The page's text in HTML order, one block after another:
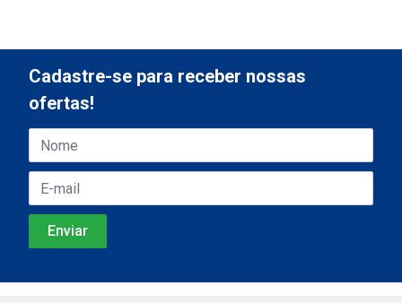
Cadastre-se para receber nossas
ofertas!